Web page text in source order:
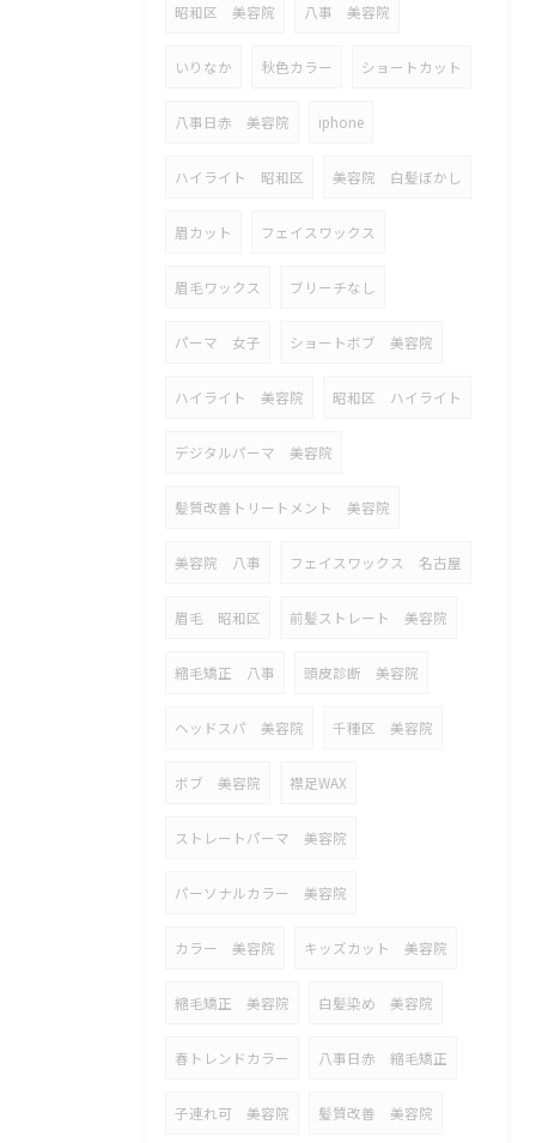
昭和区 美容院 八事 美容院
いりなか 秋色カラー ショートカット
八事日赤 美容院 iphone
ハイライト 昭和区 美容院 白髪ぼかし
眉カット フェイスワックス
眉毛ワックス ブリーチなし
パーマ 女子 ショートボブ 美容院
ハイライト 美容院 昭和区 ハイライト
デジタルパーマ 美容院
髪質改善トリートメント 美容院
美容院 八事 フェイスワックス 名古屋
眉毛 昭和区 前髪ストレート 美容院
縮毛矯正 八事 頭皮診断 美容院
ヘッドスパ 美容院 千種区 美容院
ボブ 美容院 襟足WAX
ストレートパーマ 美容院
パーソナルカラー 美容院
カラー 美容院 キッズカット 美容院
縮毛矯正 美容院 白髪染め 美容院
春トレンドカラー 八事日赤 縮毛矯正
子連れ可 美容院 髪質改善 美容院